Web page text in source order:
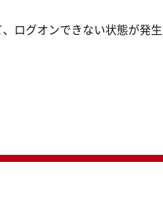
ログオンできない状態が発生